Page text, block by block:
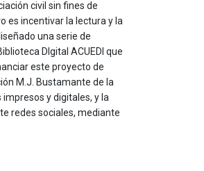
civil sin fines de
es incentivar la lectura y la
una serie de
DIgital ACUEDI que
este proyecto de
M.J. Bustamante de la
y digitales, y la
redes sociales, mediante